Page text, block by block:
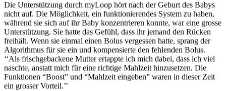
Die Unterstützung durch myLoop hört nach der Geburt des Babys
nicht auf. Die Möglichkeit, ein funktionierendes System zu haben,
während sie sich auf ihr Baby konzentrieren konnte, war eine grosse
Unterstützung. Sie hatte das Gefühl, dass ihr jemand den Rücken
freihält. Wenn sie einmal einen Bolus vergessen hatte, sprang der
Algorithmus für sie ein und kompensierte den fehlenden Bolus.
‘‘Als frischgebackene Mutter ertappte ich mich dabei, dass ich viel
naschte, anstatt mich für eine richtige Mahlzeit hinzusetzen. Die
Funktionen “Boost” und “Mahlzeit eingeben” waren in dieser Zeit
ein grosser Vorteil.’’